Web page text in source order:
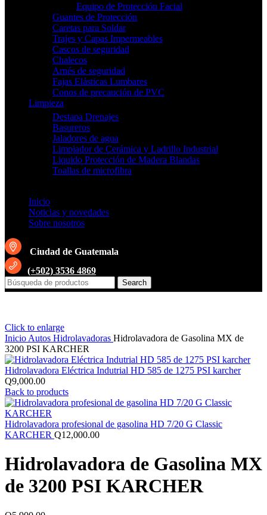
Equipo de Protección Facial
Guantes de Protección
Caretas para Soldar
Trajes y Capas Impermeables
Cascos de seguridad
Chalecos
Arnés de seguridad
Fajas Elásticas Lumbares
Conos de precaución de PVC
Limpieza
Destapa Drenajes
Basureros
Jaladores de agua
Limpiador de Cerámica y Ladrillo Industrial
Liquido Protección de Madera Blandas
Toallas de microfibra
Inicio
Noticias y novedades
Sobre nosotros
Ciudad de Guatemala
(+502) 3536 4869
Search
Click to enlarge
Inicio Autos Hidrolavadoras Hidrolavadora de Gasolina MX de
3200 PSI KARCHER
Hidrolavadora Eléctrica Indutrial HD 585 de 1275 PSI karcher
Q9,000.00
Back to products
Hidrolavadora profesional de gasolina HD 7/20 G Classic
KARCHER Q12,000.00
Hidrolavadora de Gasolina MX
de 3200 PSI KARCHER